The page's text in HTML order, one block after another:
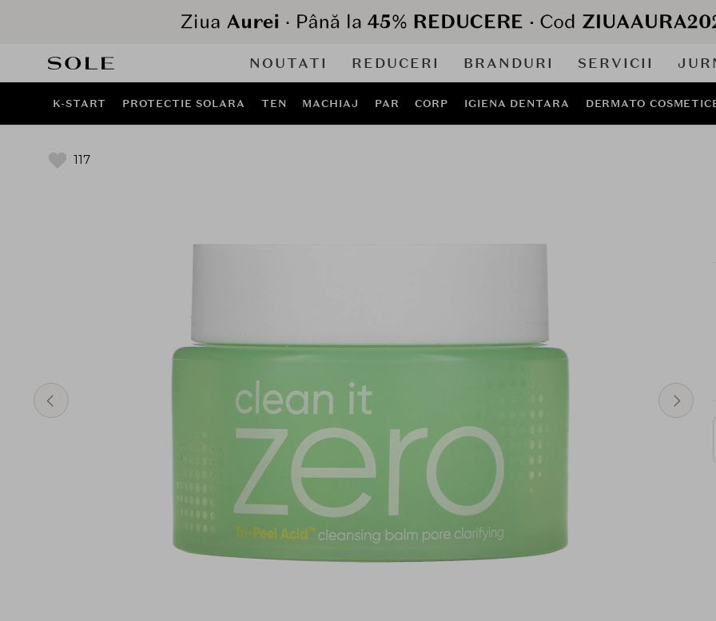
NOUTATI REDUCERI BRANDURI SERVICII
K-START PROTECTIE SOLARA TEN MACHIAJ PAR CORP IGIENA DENTARA DERMATO
117